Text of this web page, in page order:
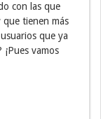
con las que
que tienen más
que ya
¡Pues vamos